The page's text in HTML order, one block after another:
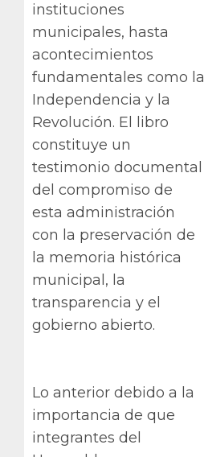
instituciones
municipales, hasta
acontecimientos
fundamentales como la
Independencia y la
Revolución. El libro
constituye un
testimonio documental
del compromiso de
esta administración
con la preservación de
la memoria histórica
municipal, la
transparencia y el
gobierno abierto.
Lo anterior debido a la
importancia de que
integrantes del